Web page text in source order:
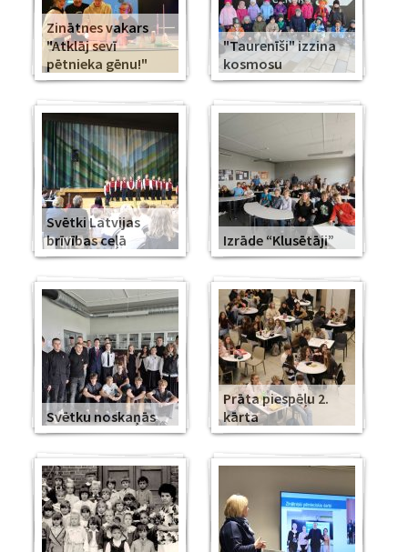
Zinātnes vakars
"Atklāj sevī
pētnieka gēnu!"
"Taurenīši" izzina
kosmosu
Svētki Latvijas
brīvības ceļā
Izrāde “Klusētāji”
Svētku noskaņās
Prāta piespēļu 2.
kārta